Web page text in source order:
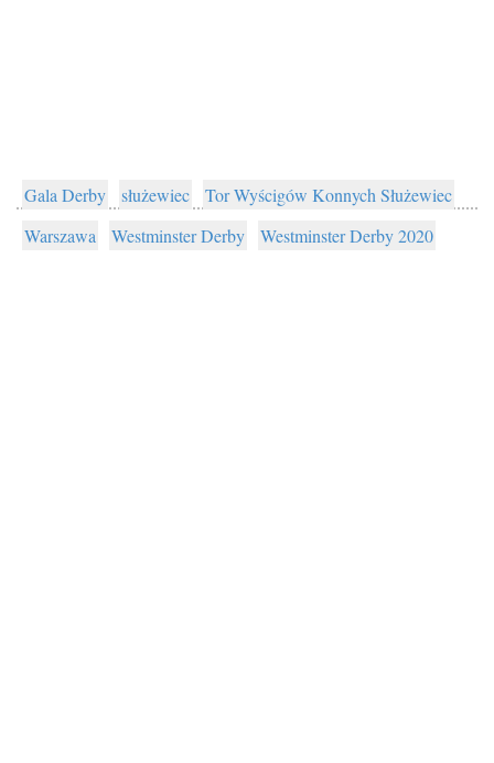
Gala Derby służewiec
Tor Wyścigów Konnych Służewiec
Warszawa
Westminster Derby Westminster Derby 2020